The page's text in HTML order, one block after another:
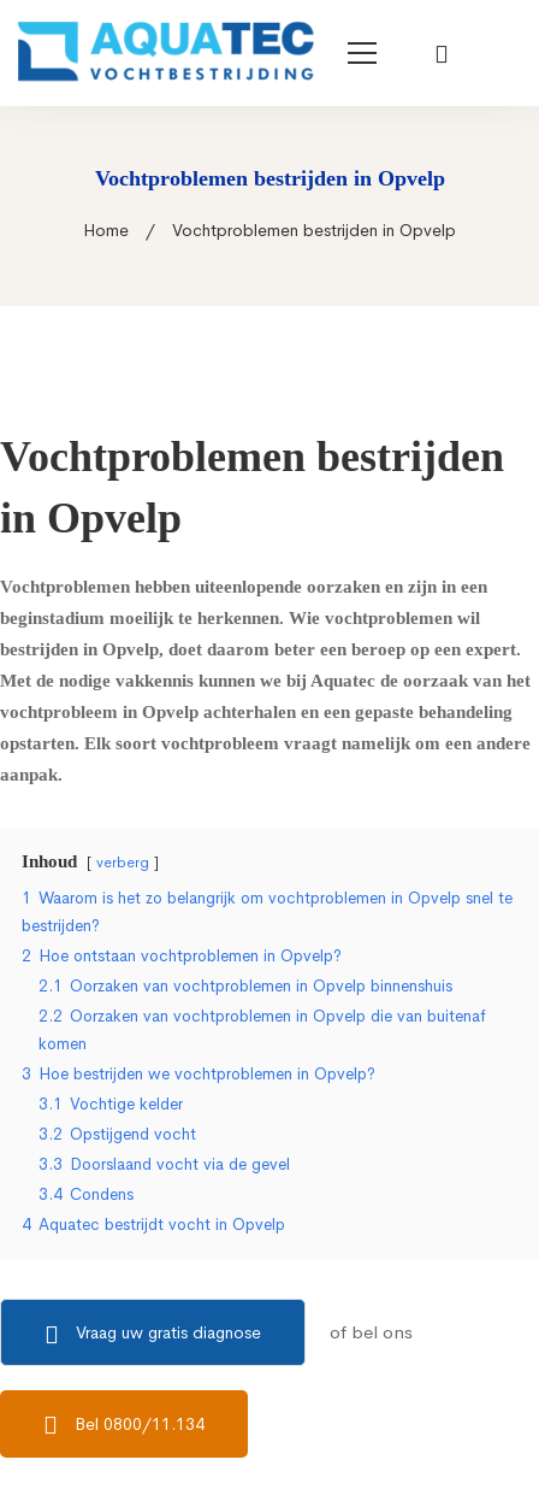
Vochtproblemen bestrijden in Opvelp
Home Vochtproblemen bestrijden in Opvelp
Vochtproblemen bestrijden
in Opvelp
Vochtproblemen hebben uiteenlopende oorzaken en zijn in een
beginstadium moeilijk te herkennen. Wie vochtproblemen wil
bestrijden in Opvelp, doet daarom beter een beroep op een expert.
Met de nodige vakkennis kunnen we bij Aquatec de oorzaak van het
vochtprobleem in Opvelp achterhalen en een gepaste behandeling
opstarten. Elk soort vochtprobleem vraagt namelijk om een andere
aanpak.
Inhoud verberg
1 Waarom is het zo belangrijk om vochtproblemen in Opvelp snel te
bestrijden?
2 Hoe ontstaan vochtproblemen in Opvelp?
2.1 Oorzaken van vochtproblemen in Opvelp binnenshuis
2.2 Oorzaken van vochtproblemen in Opvelp die van buitenaf
komen
3 Hoe bestrijden we vochtproblemen in Opvelp?
3.1 Vochtige kelder
3.2 Opstijgend vocht
3.3 Doorslaand vocht via de gevel
3.4 Condens
4 Aquatec bestrijdt vocht in Opvelp
Vraag uw gratis diagnose of bel ons
Bel 0800/11.134